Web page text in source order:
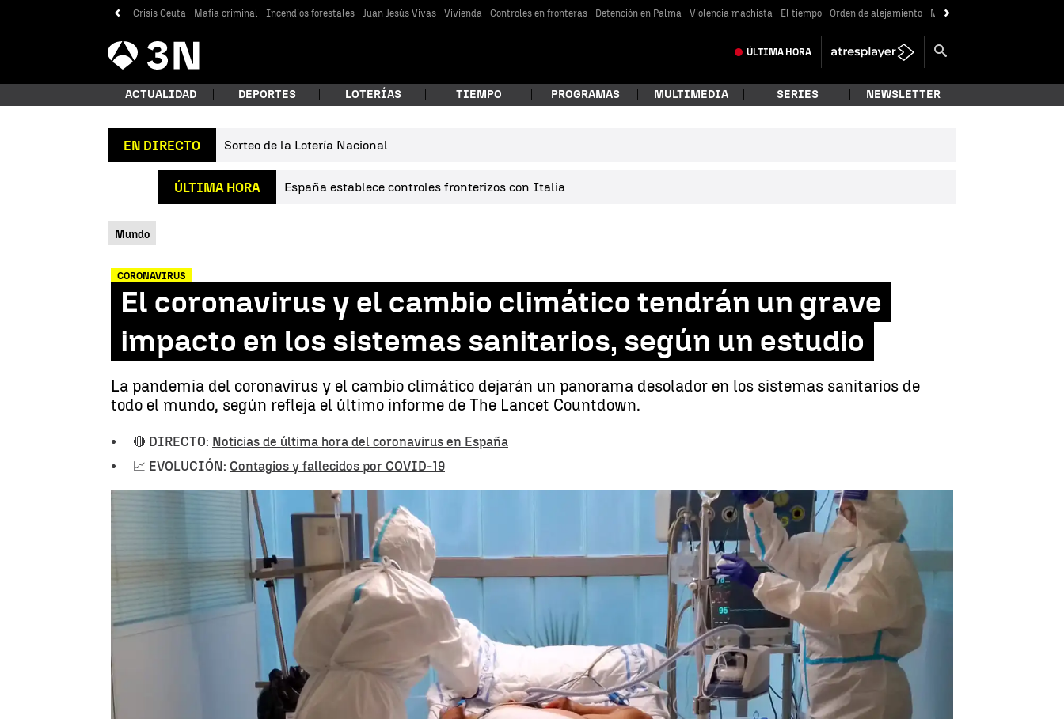
Crisis Ceuta Mafia criminal Incendios forestales Juan Jesús Vivas Vivienda Controles en fronteras Detención en Palma Violencia machista El tiempo Orden de alejamiento Messi
Antena
3 Noticias ÚLTIMA HORA
¿Qué estás buscando?
Buscar
ACTUALIDAD DEPORTES LOTERÍAS TIEMPO PROGRAMAS MULTIMEDIA SERIES NEWSLETTER
EN DIRECTO Sorteo de la Lotería Nacional
ÚLTIMA HORA España establece controles fronterizos con Italia
Mundo
CORONAVIRUS
El coronavirus y el cambio climático tendrán un grave
impacto en los sistemas sanitarios, según un estudio
La pandemia del coronavirus y el cambio climático dejarán un panorama desolador en los sistemas sanitarios de
todo el mundo, según refleja el último informe de The Lancet Countdown.
🔴 DIRECTO: Noticias de última hora del coronavirus en España
📈 EVOLUCIÓN: Contagios y fallecidos por COVID-19